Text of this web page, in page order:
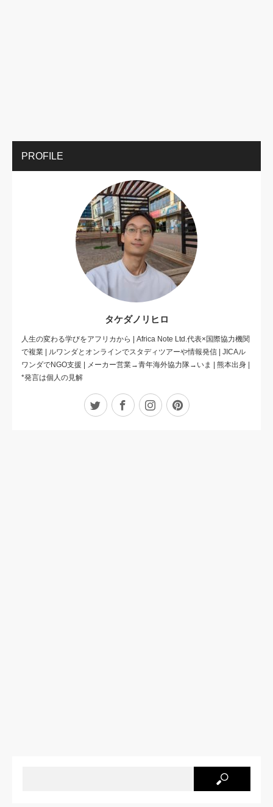
PROFILE
タケダノリヒロ
人生の変わる学びをアフリカから | Africa Note Ltd.代表×国際協力機関
で複業 | ルワンダとオンラインでスタディツアーや情報発信 | JICAル
ワンダでNGO支援 | メーカー営業→青年海外協力隊→いま | 熊本出身 |
*発言は個人の見解
Twitter FacebookInstagramPinterest